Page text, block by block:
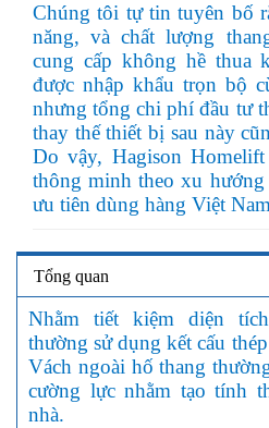
Chúng tôi tự tin tuyên bố
năng, và chất lượng
cung cấp không hề thua
được nhập khẩu trọn bộ
nhưng tổng chi phí đầu tư
thay thế thiết bị sau này
Do vậy, Hagison
thông minh theo xu
ưu tiên dùng hàng Việt
Tổng quan
Nhằm tiết kiệm diện
thường sử dụng kết cấu
Vách ngoài hố thang
cường lực nhằm tạo tính
nhà.